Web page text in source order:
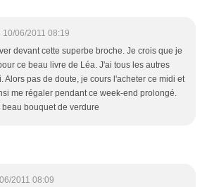
10/06/2011 08:19
devant cette superbe broche. Je crois que je
ce beau livre de Léa. J'ai tous les autres
Alors pas de doute, je cours l'acheter ce midi et
me régaler pendant ce week-end prolongé.
beau bouquet de verdure
2011 08:09